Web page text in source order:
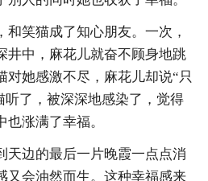
和笑猫成了知心朋友。一次，
井中，麻花儿就奋不顾身地跳
对她感激不尽，麻花儿却说“只
了，被深深地感染了，觉得
涨满了幸福。
天边的最后一片晚霞一点点消
又会油然而生。这种幸福感来